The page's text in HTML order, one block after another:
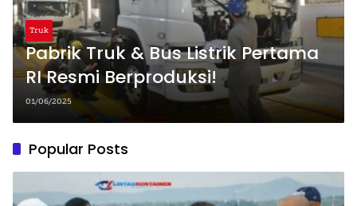
Truk
Pabrik Truk & Bus Listrik Pertama
RI Resmi Berproduksi!
01/06/2025
Popular Posts